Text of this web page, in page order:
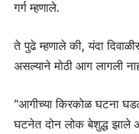
गर्ग म्हणाले.
ते पुढे म्हणाले की, यंदा
असल्याने मोठी आग लागली
“आगीच्या किरकोळ घटना
घटनेत दोन लोक बेशुद्ध झाले